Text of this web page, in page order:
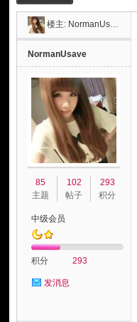
›
楼主: NormanUsave
NormanUsave
85
主题
102
帖子
293
积分
中级会员
积分 293
发消息